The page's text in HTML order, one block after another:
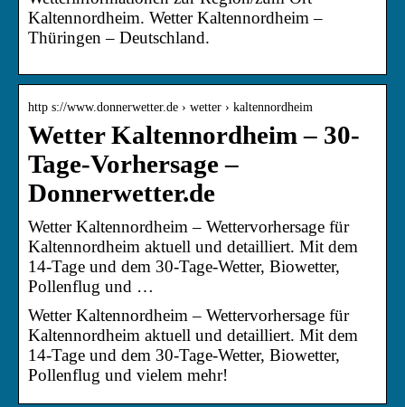
Kaltennordheim. Wetter Kaltennordheim –
Thüringen – Deutschland.
http s://www.donnerwetter.de › wetter › kaltennordheim
Wetter Kaltennordheim – 30-
Tage-Vorhersage –
Donnerwetter.de
Wetter Kaltennordheim – Wettervorhersage für
Kaltennordheim aktuell und detailliert. Mit dem
14-Tage und dem 30-Tage-Wetter, Biowetter,
Pollenflug und …
Wetter Kaltennordheim – Wettervorhersage für
Kaltennordheim aktuell und detailliert. Mit dem
14-Tage und dem 30-Tage-Wetter, Biowetter,
Pollenflug und vielem mehr!